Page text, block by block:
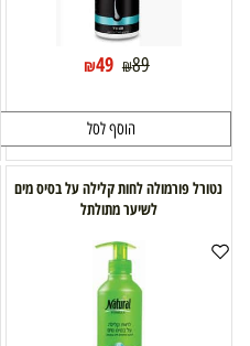
₪89
₪49
הוסף לסל
נטורל פורמולה לחות קלילה על בסיס מים
לשיער מתולתל